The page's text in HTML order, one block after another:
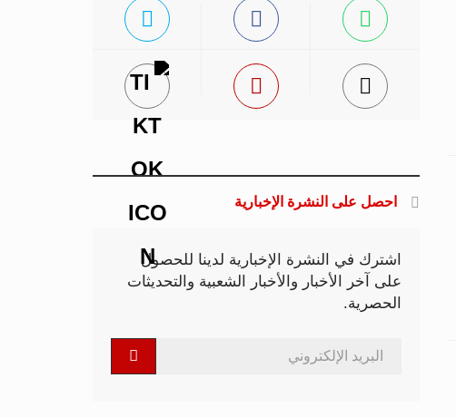
احصل على النشرة الإخبارية
اشترك في النشرة الإخبارية لدينا للحصول
على آخر الأخبار والأخبار الشعبية والتحديثات
الحصرية.